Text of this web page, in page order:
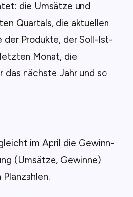
die Umsätze und
Quartals, die aktuellen
der Produkte, der Soll-Ist-
Monat, die
das nächste Jahr und so
im April die Gewinn-
(Umsätze, Gewinne)